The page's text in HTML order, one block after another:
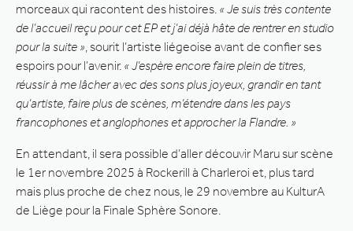
morceaux qui racontent des histoires. « Je suis très contente
de l’accueil reçu pour cet EP et j’ai déjà hâte de rentrer en studio
pour la suite » , sourit l’artiste liégeoise avant de confier ses
espoirs pour l’avenir. « J’espère encore faire plein de titres,
réussir à me lâcher avec des sons plus joyeux, grandir en tant
qu’artiste, faire plus de scènes, m’étendre dans les pays
francophones et anglophones et approcher la Flandre. »
En attendant, il sera possible d’aller découvir Maru sur scène
le 1er novembre 2025 à Rockerill à Charleroi et, plus tard
mais plus proche de chez nous, le 29 novembre au KulturA
de Liège pour la Finale Sphère Sonore.